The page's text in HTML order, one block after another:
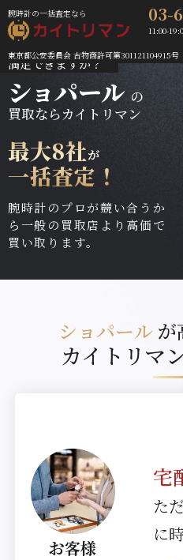
腕時計の一括査定なら 03-
11:00-
東京都公安委員会 古物商許可第301121104915号
１社の査定額で
満足できますか？
ショパールの
買取ならカイトリマン
最大8社が
一括査定！
腕時計のプロが競い合うか
ら一般の買取店より高価で
買い取ります。
ショパール が
カイトリマ
お客様
宅
た
に